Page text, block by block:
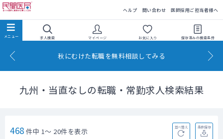
ヘルプ 問い合わせ 医師採用ご担当者様へ
求人検索 マイページ お気に入り 保存済みの検索条件
秋にむけた転職を無料相談してみる
九州・当直なしの転職・常勤求人検索結果
468 件中 1～ 20件を表示 並べ替え 条件保存